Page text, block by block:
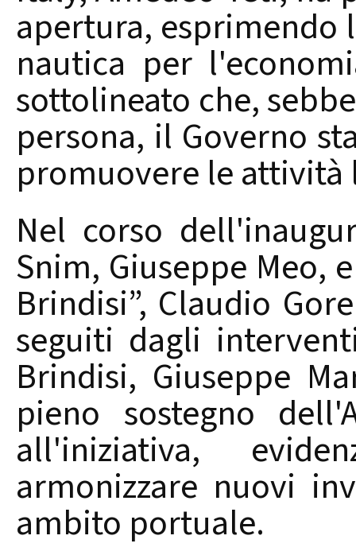
apertura, esprimendo
nautica per
sottolineato che,
persona, il Governo
promuovere le attività
Nel corso
Snim, Giuseppe Meo,
Brindisi”, Claudio
seguiti dagli
Brindisi, Giuseppe
pieno sostegno
all'iniziativa,
armonizzare nuovi
ambito portuale.